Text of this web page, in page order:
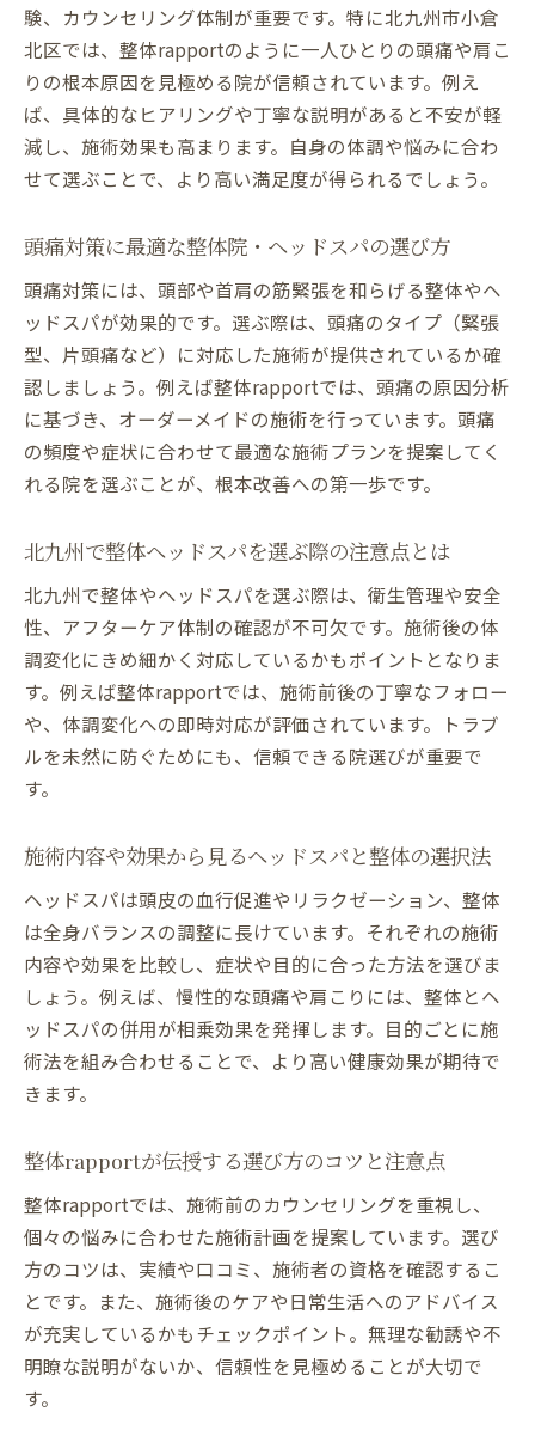
験、カウンセリング体制が重要です。特に北九州市小倉
北区では、整体rapportのように一人ひとりの頭痛や肩こ
りの根本原因を見極める院が信頼されています。例え
ば、具体的なヒアリングや丁寧な説明があると不安が軽
減し、施術効果も高まります。自身の体調や悩みに合わ
せて選ぶことで、より高い満足度が得られるでしょう。
頭痛対策に最適な整体院・ヘッドスパの選び方
頭痛対策には、頭部や首肩の筋緊張を和らげる整体やヘ
ッドスパが効果的です。選ぶ際は、頭痛のタイプ（緊張
型、片頭痛など）に対応した施術が提供されているか確
認しましょう。例えば整体rapportでは、頭痛の原因分析
に基づき、オーダーメイドの施術を行っています。頭痛
の頻度や症状に合わせて最適な施術プランを提案してく
れる院を選ぶことが、根本改善への第一歩です。
北九州で整体ヘッドスパを選ぶ際の注意点とは
北九州で整体やヘッドスパを選ぶ際は、衛生管理や安全
性、アフターケア体制の確認が不可欠です。施術後の体
調変化にきめ細かく対応しているかもポイントとなりま
す。例えば整体rapportでは、施術前後の丁寧なフォロー
や、体調変化への即時対応が評価されています。トラブ
ルを未然に防ぐためにも、信頼できる院選びが重要で
す。
施術内容や効果から見るヘッドスパと整体の選択法
ヘッドスパは頭皮の血行促進やリラクゼーション、整体
は全身バランスの調整に長けています。それぞれの施術
内容や効果を比較し、症状や目的に合った方法を選びま
しょう。例えば、慢性的な頭痛や肩こりには、整体とヘ
ッドスパの併用が相乗効果を発揮します。目的ごとに施
術法を組み合わせることで、より高い健康効果が期待で
きます。
整体rapportが伝授する選び方のコツと注意点
整体rapportでは、施術前のカウンセリングを重視し、
個々の悩みに合わせた施術計画を提案しています。選び
方のコツは、実績や口コミ、施術者の資格を確認するこ
とです。また、施術後のケアや日常生活へのアドバイス
が充実しているかもチェックポイント。無理な勧誘や不
明瞭な説明がないか、信頼性を見極めることが大切で
す。